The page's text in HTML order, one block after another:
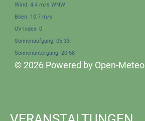
Wind: 4.4 m/s WNW
Böen: 10.7 m/s
UV-Index: 0
Sonnenaufgang: 05:33
Sonnenuntergang: 20:58
© 2026 Powered by Open-Meteo